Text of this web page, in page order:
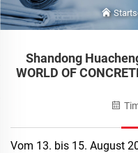
Shandong
WORLD OF
Vom 13. bis 15. August